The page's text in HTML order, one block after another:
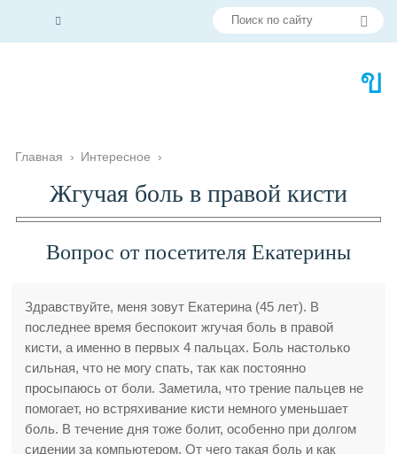
Главная › Интересное ›
Жгучая боль в правой кисти
Вопрос от посетителя Екатерины
Здравствуйте, меня зовут Екатерина (45 лет). В
последнее время беспокоит жгучая боль в правой
кисти, а именно в первых 4 пальцах. Боль настолько
сильная, что не могу спать, так как постоянно
просыпаюсь от боли. Заметила, что трение пальцев не
помогает, но встряхивание кисти немного уменьшает
боль. В течение дня тоже болит, особенно при долгом
сидении за компьютером. От чего такая боль и как